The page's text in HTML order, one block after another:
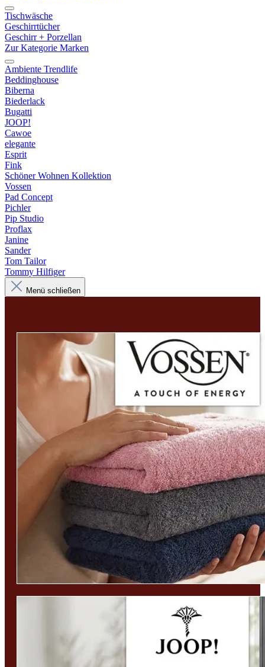
Tischwäsche
Geschirrtücher
Geschirr + Porzellan
Zur Kategorie Marken
Ambiente Trendlife
Beddinghouse
Biberna
Biederlack
Bugatti
JOOP!
Cawoe
elegante
Esprit
Fink
Schöner Wohnen Kollektion
Vossen
Pad Concept
Pichler
Pip Studio
Proflax
Janine
Sander
Tom Tailor
Tommy Hilfiger
Menü schließen